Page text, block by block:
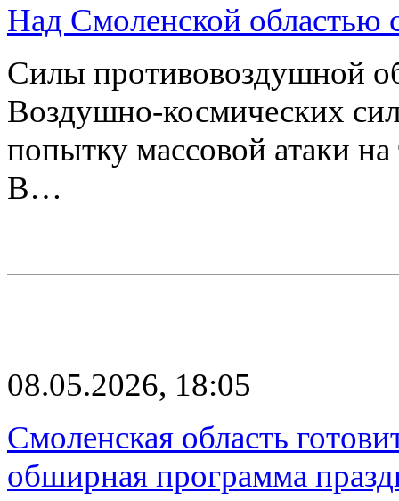
Над Смоленской
Силы противовоздушной
Воздушно-космических
попытку массовой атаки
В…
08.05.2026, 18:05
Смоленская область
обширная программа